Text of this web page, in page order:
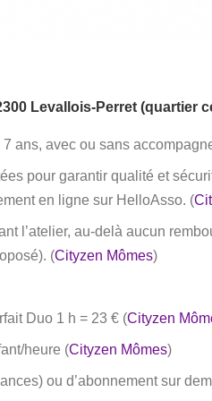
Levallois-Perret (quartier
ans, avec ou sans
pour garantir qualité et
en ligne sur HelloAsso. (
l’atelier, au-delà aucun
(Cityzen Mômes)
Duo 1 h = 23 € (Cityzen
heure (Cityzen Mômes)
ou d’abonnement sur